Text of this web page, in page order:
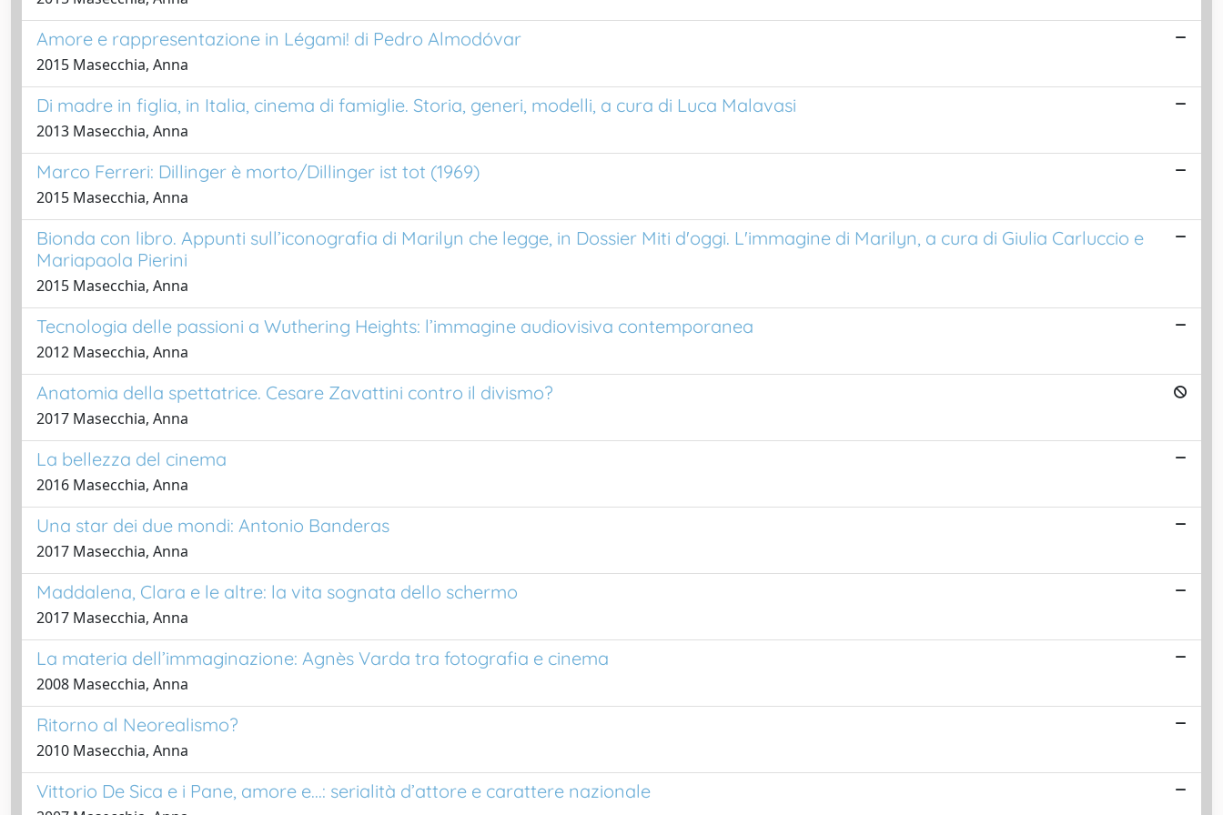
Amore e rappresentazione in Légami! di Pedro Almodóvar
2015 Masecchia, Anna
Di madre in figlia, in Italia, cinema di famiglie. Storia, generi, modelli, a cura di Luca Malavasi
2013 Masecchia, Anna
Marco Ferreri: Dillinger è morto/Dillinger ist tot (1969)
2015 Masecchia, Anna
Bionda con libro. Appunti sull’iconografia di Marilyn che legge, in Dossier Miti d'oggi. L'immagine di Marilyn, a cura di Giulia Carluccio e
Mariapaola Pierini
2015 Masecchia, Anna
Tecnologia delle passioni a Wuthering Heights: l’immagine audiovisiva contemporanea
2012 Masecchia, Anna
Anatomia della spettatrice. Cesare Zavattini contro il divismo?
2017 Masecchia, Anna
La bellezza del cinema
2016 Masecchia, Anna
Una star dei due mondi: Antonio Banderas
2017 Masecchia, Anna
Maddalena, Clara e le altre: la vita sognata dello schermo
2017 Masecchia, Anna
La materia dell’immaginazione: Agnès Varda tra fotografia e cinema
2008 Masecchia, Anna
Ritorno al Neorealismo?
2010 Masecchia, Anna
Vittorio De Sica e i Pane, amore e...: serialità d’attore e carattere nazionale